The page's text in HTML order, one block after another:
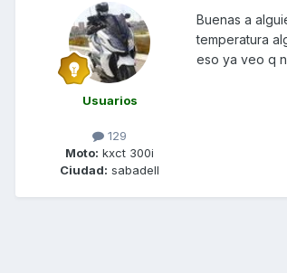
Usuarios
129
Moto: kxct 300i
Ciudad: sabadell
Buenas a
temperatura
eso ya veo q